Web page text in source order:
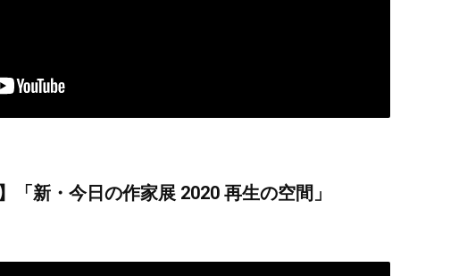
「新・今日の作家展 2020 再生の空間」